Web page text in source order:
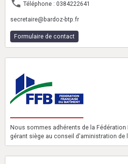
Téléphone : 0384222641
secretaire@bardoz-btp.fr
Formulaire de contact
Nous sommes adhérents de la Fédération
gérant siège au conseil d'aministration de